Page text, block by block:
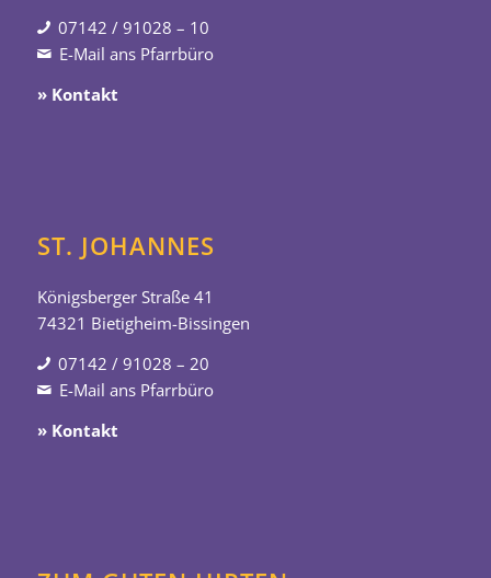
07142 / 91028 – 10
E-Mail ans Pfarrbüro
» Kontakt
ST. JOHANNES
Königsberger Straße 41
74321 Bietigheim-Bissingen
07142 / 91028 – 20
E-Mail ans Pfarrbüro
» Kontakt